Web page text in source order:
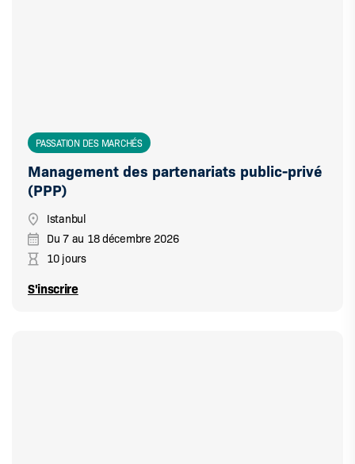
PASSATION DES MARCHÉS
Management des partenariats public-privé
(PPP)
Istanbul
Du7au 18 décembre 2026
10 jours
S'inscrire